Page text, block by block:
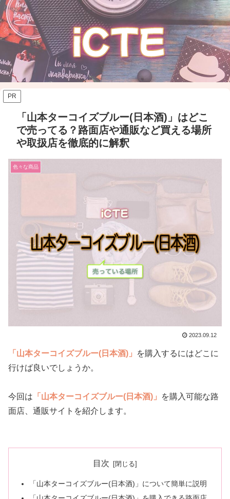
PR
「山本ターコイズブルー(日本酒)」はどこ
で売ってる？路面店や通販など買える場所
や取扱店を徹底的に解釈
色々な商品
2023.09.12
「山本ターコイズブルー(日本酒)」
を購入するにはどこに
行けば良いでしょうか。
今回は 「山本ターコイズブルー(日本酒)」
を購入可能な路
面店、通販サイトを紹介します。
目次
「山本ターコイズブルー(日本酒)」について簡単に説明